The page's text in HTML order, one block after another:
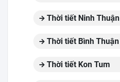
Thời tiết Ninh Thuận
Thời tiết Bình Thuận
Thời tiết Kon Tum